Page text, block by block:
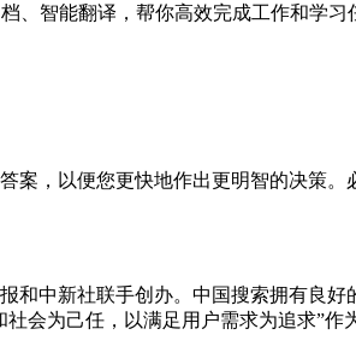
智能翻译，帮你高效完成工作和学习
案，以便您更快地作出更明智的决策。
中新社联手创办。中国搜索拥有良好
会为己任，以满足用户需求为追求”作